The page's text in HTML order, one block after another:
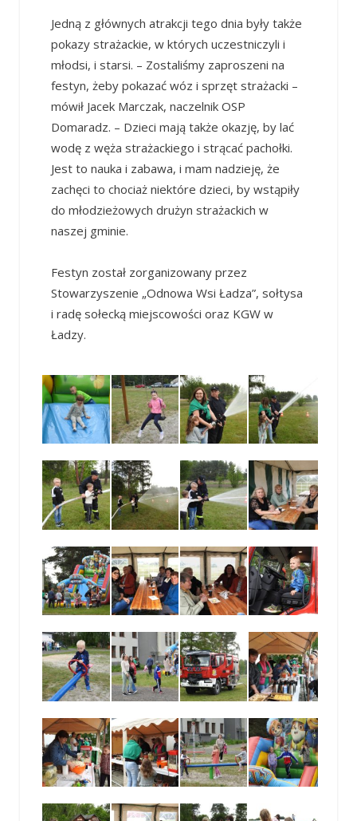
Jedną z głównych atrakcji tego dnia były także
pokazy strażackie, w których uczestniczyli i
młodsi, i starsi. – Zostaliśmy zaproszeni na
festyn, żeby pokazać wóz i sprzęt strażacki –
mówił Jacek Marczak, naczelnik OSP
Domaradz. – Dzieci mają także okazję, by lać
wodę z węża strażackiego i strącać pachołki.
Jest to nauka i zabawa, i mam nadzieję, że
zachęci to chociaż niektóre dzieci, by wstąpiły
do młodzieżowych drużyn strażackich w
naszej gminie.
Festyn został zorganizowany przez
Stowarzyszenie „Odnowa Wsi Ładza”, sołtysa
i radę sołecką miejscowości oraz KGW w
Ładzy.